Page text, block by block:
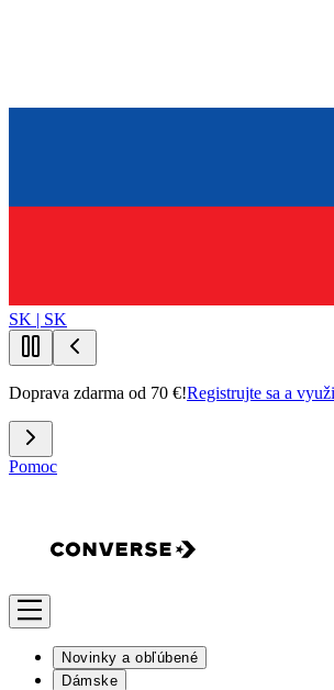
SK | SK
Doprava zdarma od 70 €!Registrujte sa a
Pomoc
Novinky a obľúbené
Dámske